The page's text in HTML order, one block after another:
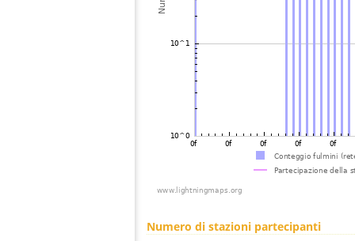
Numero di stazioni partecipanti